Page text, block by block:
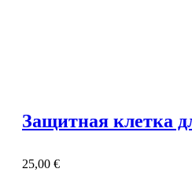
Защитная клетка
25,00 €